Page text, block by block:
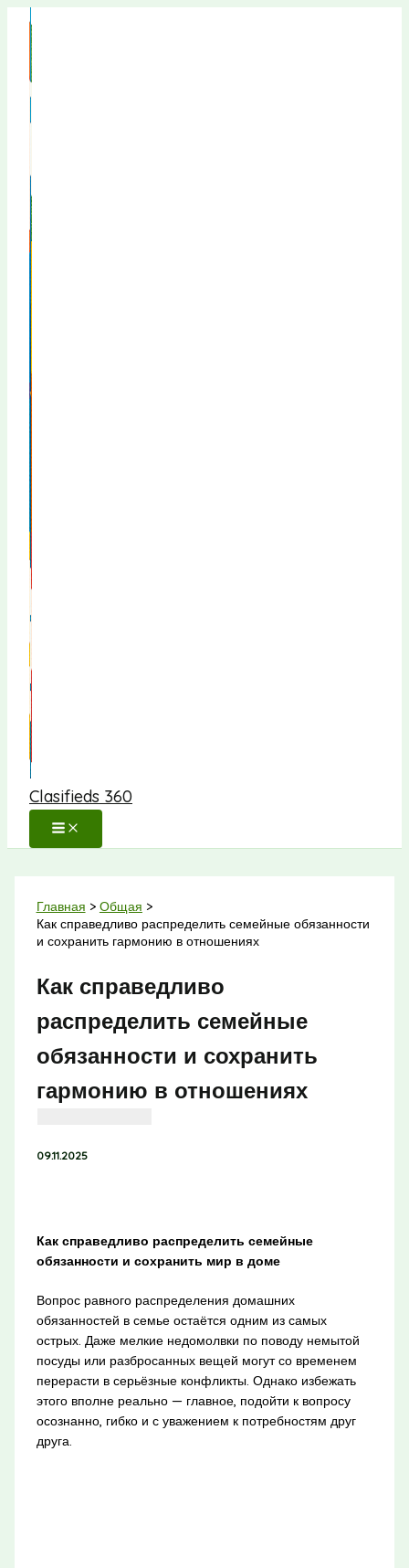
содержимому
Clasifieds 360
Главная
Общая
Как справедливо распределить семейные обязанности
и сохранить гармонию в отношениях
Как справедливо
распределить семейные
обязанности и сохранить
гармонию в отношениях
09.11.2025
Как справедливо распределить семейные
обязанности и сохранить мир в доме
Вопрос равного распределения домашних
обязанностей в семье остаётся одним из самых
острых. Даже мелкие недомолвки по поводу немытой
посуды или разбросанных вещей могут со временем
перерасти в серьёзные конфликты. Однако избежать
этого вполне реально — главное, подойти к вопросу
осознанно, гибко и с уважением к потребностям друг
друга.